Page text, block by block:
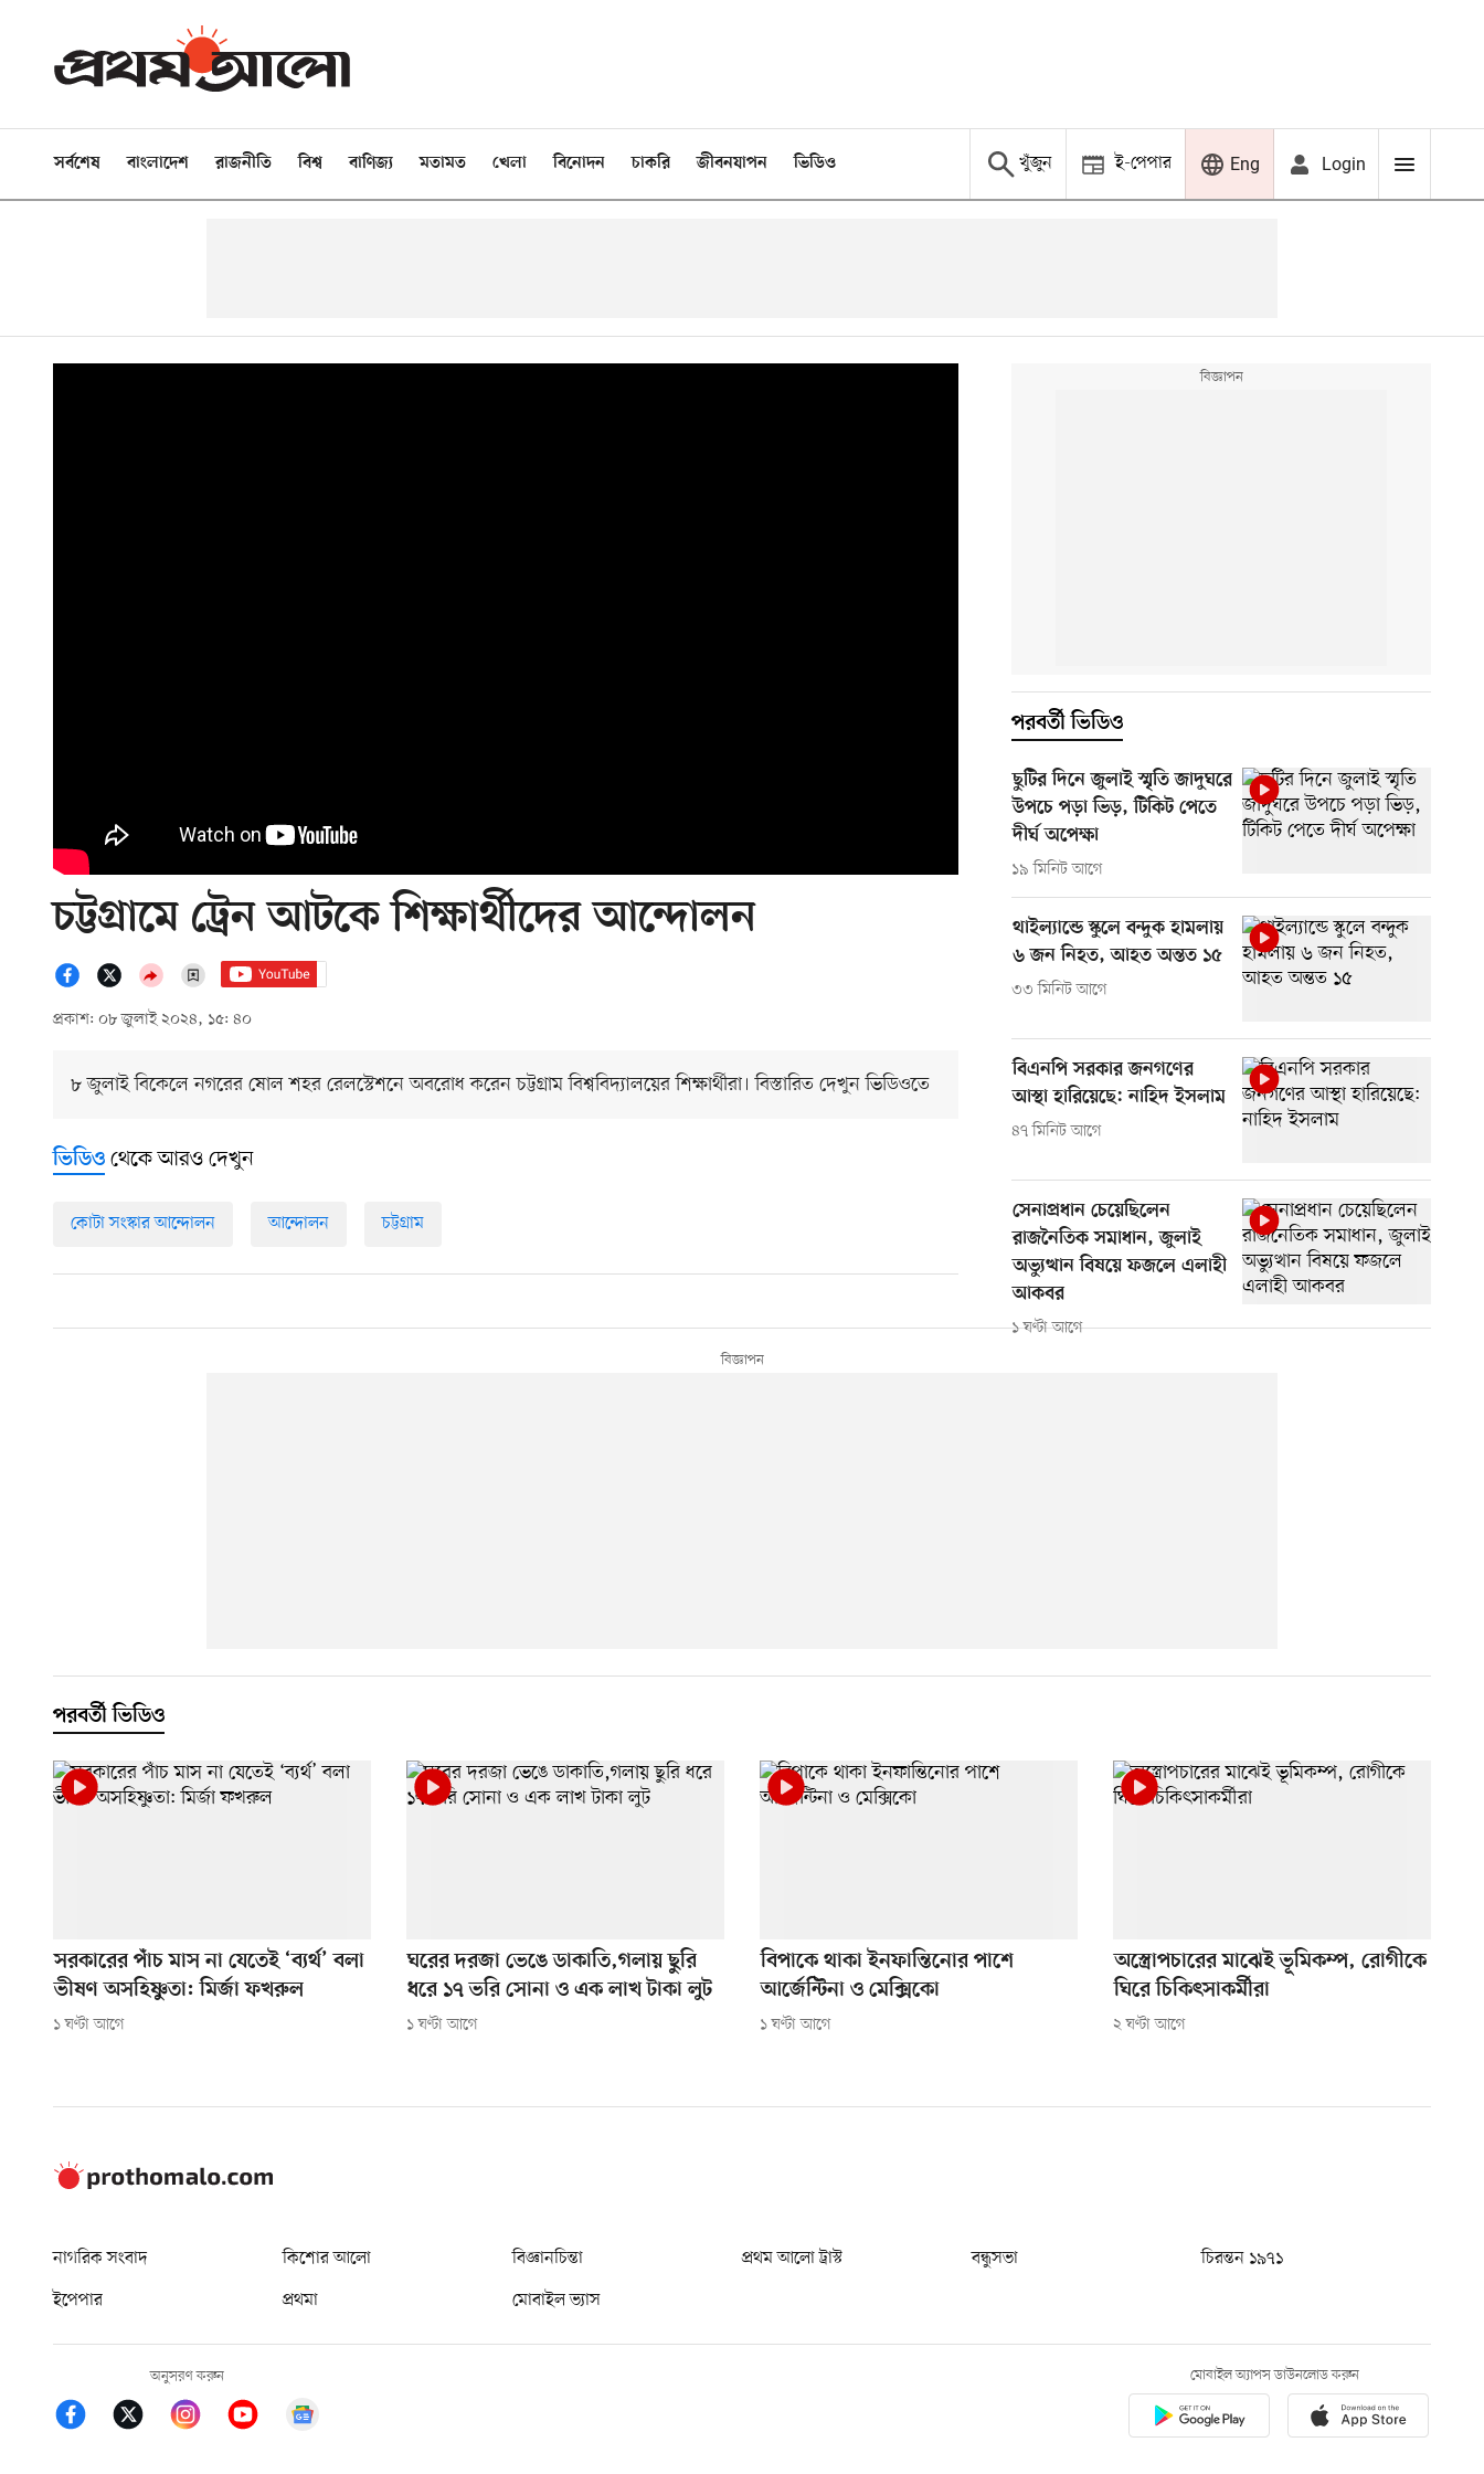
সর্বশেষ বাংলাদেশ রাজনীতি বিশ্ব বাণিজ্য মতামত খেলা বিনোদন চাকরি জীবনযাপন ভিডিও খুঁজুন ই-পেপার Eng Login
চট্টগ্রামে ট্রেন আটকে শিক্ষার্থীদের আন্দোলন
প্রকাশ: ০৮ জুলাই ২০২৪, ১৫: ৪০
৮ জুলাই বিকেলে নগরের ষোল শহর রেলস্টেশনে অবরোধ করেন চট্টগ্রাম বিশ্ববিদ্যালয়ের শিক্ষার্থীরা। বিস্তারিত দেখুন ভিডিওতে
পরবর্তী ভিডিও
ছুটির দিনে জুলাই স্মৃতি জাদুঘরে
উপচে পড়া ভিড়, টিকিট পেতে
দীর্ঘ অপেক্ষা
১৯ মিনিট আগে
থাইল্যান্ডে স্কুলে বন্দুক হামলায়
৬ জন নিহত, আহত অন্তত ১৫
৩৩ মিনিট আগে
বিএনপি সরকার জনগণের
আস্থা হারিয়েছে: নাহিদ ইসলাম
৪৭ মিনিট আগে
সেনাপ্রধান চেয়েছিলেন
রাজনৈতিক সমাধান, জুলাই
অভ্যুত্থান বিষয়ে ফজলে এলাহী
আকবর
১ ঘণ্টা আগে
ভিডিও থেকে আরও দেখুন
কোটা সংস্কার আন্দোলন আন্দোলন চট্টগ্রাম
পরবর্তী ভিডিও
সরকারের পাঁচ মাস না যেতেই ‘ব্যর্থ’ বলা
ভীষণ অসহিষ্ণুতা: মির্জা ফখরুল
১ ঘণ্টা আগে
ঘরের দরজা ভেঙে ডাকাতি,গলায় ছুরি
ধরে ১৭ ভরি সোনা ও এক লাখ টাকা লুট
১ ঘণ্টা আগে
বিপাকে থাকা ইনফান্তিনোর পাশে
আর্জেন্টিনা ও মেক্সিকো
১ ঘণ্টা আগে
অস্ত্রোপচারের মাঝেই ভূমিকম্প, রোগীকে
ঘিরে চিকিৎসাকর্মীরা
২ ঘণ্টা আগে
নাগরিক সংবাদ কিশোর আলো বিজ্ঞানচিন্তা প্রথম আলো ট্রাস্ট বন্ধুসভা
চিরন্তন ১৯৭১
ইপেপার
প্রথমা মোবাইল ভ্যাস
অনুসরণ করুন মোবাইল অ্যাপস ডাউনলোড করুন